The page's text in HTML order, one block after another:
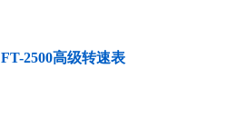
FT-2500高级转速表